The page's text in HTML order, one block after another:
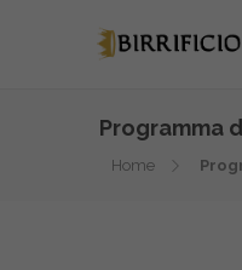
Programma
Home